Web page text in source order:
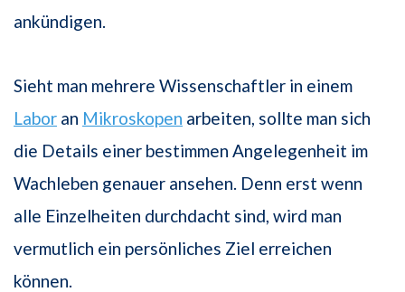
ankündigen.
Sieht man mehrere Wissenschaftler in einem
Labor an Mikroskopen arbeiten, sollte man sich
die Details einer bestimmen Angelegenheit im
Wachleben genauer ansehen. Denn erst wenn
alle Einzelheiten durchdacht sind, wird man
vermutlich ein persönliches Ziel erreichen
können.